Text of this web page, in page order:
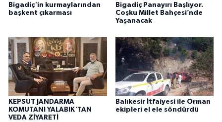
Bigadiç'in kurmaylarından
başkent çıkarması
Bigadiç Panayırı Başlıyor.
Coşku Millet Bahçesi’nde
Yaşanacak
KEPSUT JANDARMA
KOMUTANI YALABIK'TAN
VEDA ZİYARETİ
Balıkesir İtfaiyesi ile Orman
ekipleri el ele söndürdü